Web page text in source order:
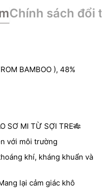
Chính sách đổi
BAMBOO ), 48%
SƠ MI TỪ SỢI TRE🎋
với môi trường
khí, kháng khuẩn và
lại cảm giác khô